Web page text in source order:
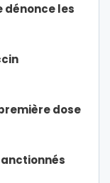
dénonce les
dose